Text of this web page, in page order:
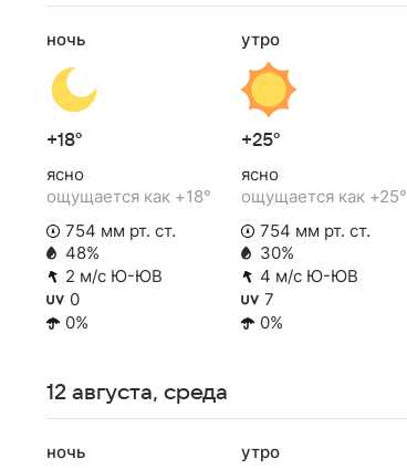
ночь
+18°
ясно
ощущается как +18°
754 мм рт. ст.
48%
2 м/с Ю-ЮВ
0
0%
утро
+25°
ясно
ощущается как +25°
754 мм рт. ст.
30%
4 м/с Ю-ЮВ
7
0%
12 августа, среда
ночь утро